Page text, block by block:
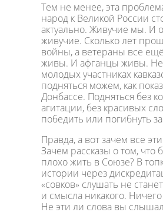
Тем не менее, эта
народ к Великой России
актуально. Живучие мы. И
живучие. Сколько лет
войны, а ветераны все
живы. И афганцы живы. Не
молодых участниках
подняться можем, как
Донбассе. Подняться без
агитации, без красивых
победить или погибнуть
Правда, а вот зачем все
Зачем рассказы о том, что
плохо жить в Союзе? В
истории через
«совков» слушать не
и смысла никакого.
Не эти ли слова вы